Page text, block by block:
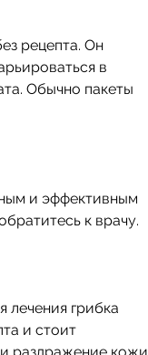
рецепта. Он
в
Обычно пакеты
и эффективным
к врачу.
грибка
и стоит